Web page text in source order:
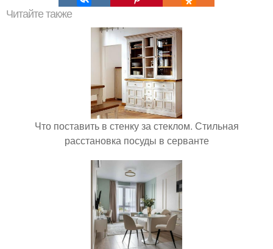
Читайте также
Что поставить в стенку за стеклом. Стильная
расстановка посуды в серванте